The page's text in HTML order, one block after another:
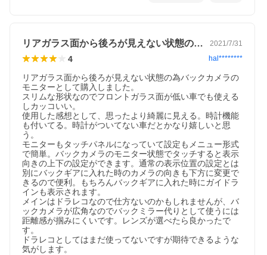
リアガラス面から後ろが見えない状態の為… 2021/7/31
4 hal********
リアガラス面から後ろが見えない状態の為バックカメラの
モニターとして購入しました。
スリムな形状なのでフロントガラス面が低い車でも使える
しカッコいい。
使用した感想として、思ったより綺麗に見える。時計機能
も付いてる。時計がついてない車だとかなり嬉しいと思
う。
モニターもタッチパネルになっていて設定もメニュー形式
で簡単。バックカメラのモニター状態でタッチすると表示
向きの上下の設定ができます。通常の表示位置の設定とは
別にバックギアに入れた時のカメラの向きも下方に変更で
きるので便利。もちろんバックギアに入れた時にガイドラ
インも表示されます。
メインはドラレコなので仕方ないのかもしれませんが、バ
ックカメラが広角なのでバックミラー代りとして使うには
距離感が掴みにくいです。レンズが選べたら良かったで
す。
ドラレコとしてはまだ使ってないですが期待できるような
気がします。